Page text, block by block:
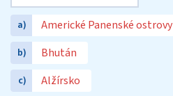
a) Americké Panenské ostrovy
b) Bhután
c) Alžírsko